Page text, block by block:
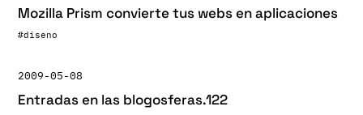
Mozilla Prism convierte tus webs en aplicaciones
#diseno
2009-05-08
Entradas en las blogosferas.122